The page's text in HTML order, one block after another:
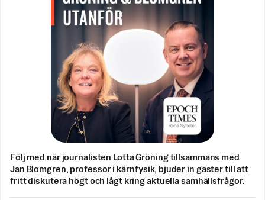
Följ med när journalisten Lotta Gröning tillsammans med
Jan Blomgren, professor i kärnfysik, bjuder in gäster till att
fritt diskutera högt och lågt kring aktuella samhällsfrågor.